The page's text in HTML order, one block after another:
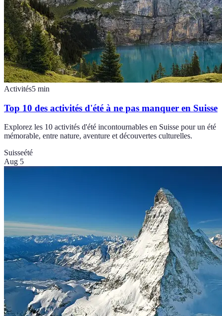
Activités5 min
Top 10 des activités d'été à ne pas manquer en Suisse
Explorez les 10 activités d'été incontournables en Suisse pour un été
mémorable, entre nature, aventure et découvertes culturelles.
Suisseété
Aug 5